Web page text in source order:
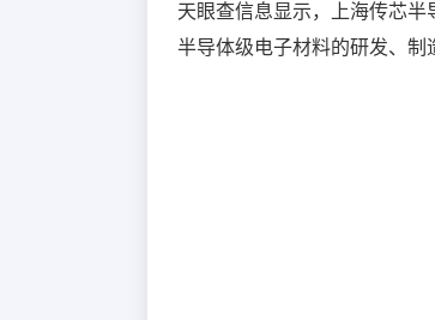
天眼查信息显示，上海传芯
半导体级电子材料的研发、制